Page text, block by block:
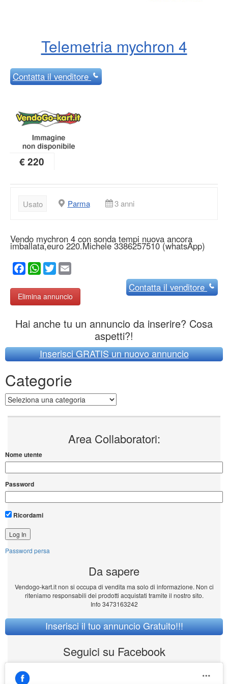
Telemetria mychron 4
Contattail venditore
€ 220
Usato Parma 3 anni
Vendo mychron 4 con sonda tempi nuova ancora
imballata,euro 220.Michele 3386257510 (whatsApp)
Facebook
WhatsApp
Twitter
Elimina annuncio
Contattail venditore
Hai anche tu un annuncio da inserire? Cosa
aspetti?!
Inserisci GRATIS un nuovo annuncio
Categorie
Categorie
Area Collaboratori:
Nome utente
Password
Ricordami
Password persa
Da sapere
Vendogo-kart.it non si occupa di vendita ma solo di informazione. Non ci
riteniamo responsabili dei prodotti acquistati tramite il nostro sito.
Info 3473163242
Inserisci il tuo annuncio Gratuito!!!
Seguici su Facebook